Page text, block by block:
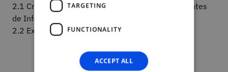
2.1 Critérios de Avaliação da Credibilidade de Fontes
de Informação e Conteúdos
2.2 Exemplos de Avaliação de Credibilidade
TARGETING
FUNCTIONALITY
ACCEPT ALL